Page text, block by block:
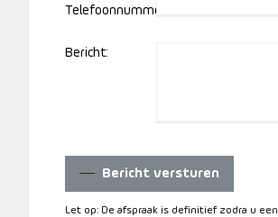
Telefoonnummer:
Bericht:
Bericht versturen
Let op: De afspraak is definitief zodra u een